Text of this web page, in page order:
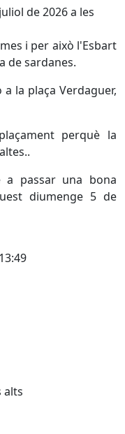
de 2026 a les
i per això l'Esbart
de sardanes.
la plaça Verdaguer,
perquè la
a passar una bona
diumenge 5 de